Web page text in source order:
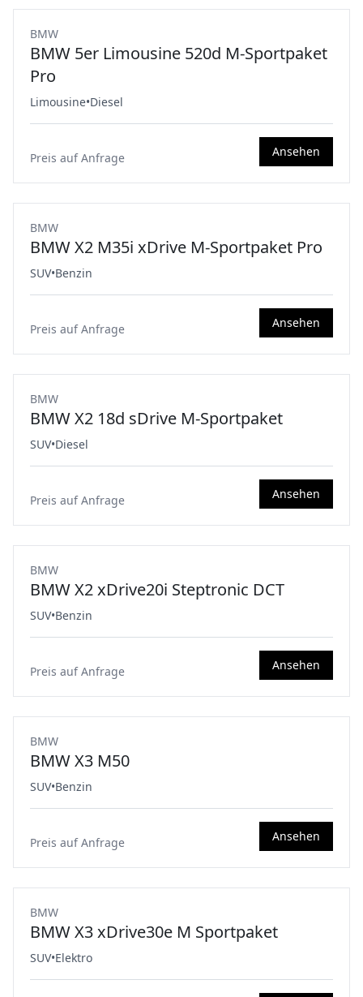
BMW
BMW 5er Limousine 520d M-Sportpaket
Pro
Limousine•Diesel
Preis auf Anfrage Ansehen
BMW
BMW X2 M35i xDrive M-Sportpaket Pro
SUV•Benzin
Preis auf Anfrage Ansehen
BMW
BMW X2 18d sDrive M-Sportpaket
SUV•Diesel
Preis auf Anfrage Ansehen
BMW
BMW X2 xDrive20i Steptronic DCT
SUV•Benzin
Preis auf Anfrage Ansehen
BMW
BMW X3 M50
SUV•Benzin
Preis auf Anfrage Ansehen
Elektro
BMW
BMW X3 xDrive30e M Sportpaket
SUV•Elektro